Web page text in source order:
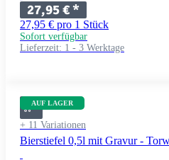
27,95 €*
27,95 € pro 1 Stück
Sofort verfügbar
Lieferzeit: 1 - 3 Werktage
AUF LAGER
+ 11 Variationen
Bierstiefel 0,5l mit Gravur -